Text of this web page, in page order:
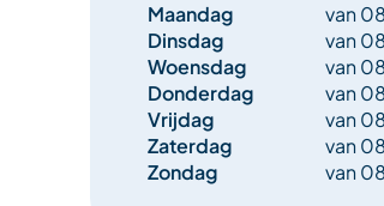
Brandhout
Verkoop van sneeuwkettingen
Perspunt
Postzegels
Maandag van
Dinsdag
van
Woensdag
van
Donderdag
van
Vrijdag
van
Zaterdag
van
Zondag
van